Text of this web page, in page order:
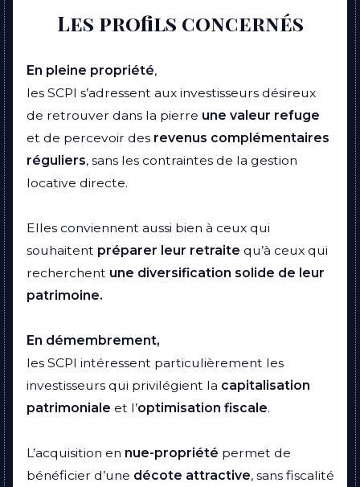
Les profils concernés
En pleine propriété,
les SCPI s’adressent aux investisseurs désireux
de retrouver dans la pierre une valeur refuge
et de percevoir des revenus complémentaires
réguliers, sans les contraintes de la gestion
locative directe.
Elles conviennent aussi bien à ceux qui
souhaitent préparer leur retraitequ’à ceux qui
recherchent une diversification solide de leur
patrimoine.
En démembrement,
les SCPI intéressent particulièrement les
investisseurs qui privilégient la capitalisation
patrimoniale et l’optimisation fiscale.
L’acquisition en nue-propriété permet de
bénéficier d’une décote attractive, sans fiscalité